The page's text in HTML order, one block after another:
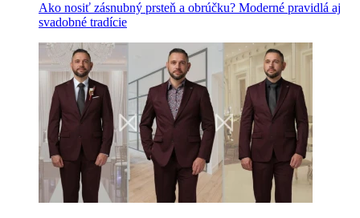
Ako nosiť zásnubný prsteň a obrúčku? Moderné pravidlá aj
svadobné tradície